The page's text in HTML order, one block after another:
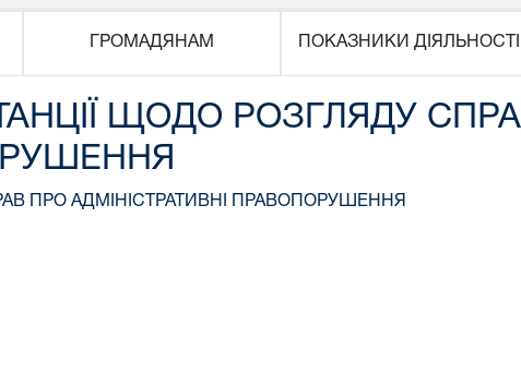
ГРОМАДЯНАМ ПОКАЗНИКИ ДІЯЛЬНОСТІ
ЩОДО РОЗГЛЯДУ
ПРО АДМІНІСТРАТИВНІ ПРАВОПОРУШЕННЯ